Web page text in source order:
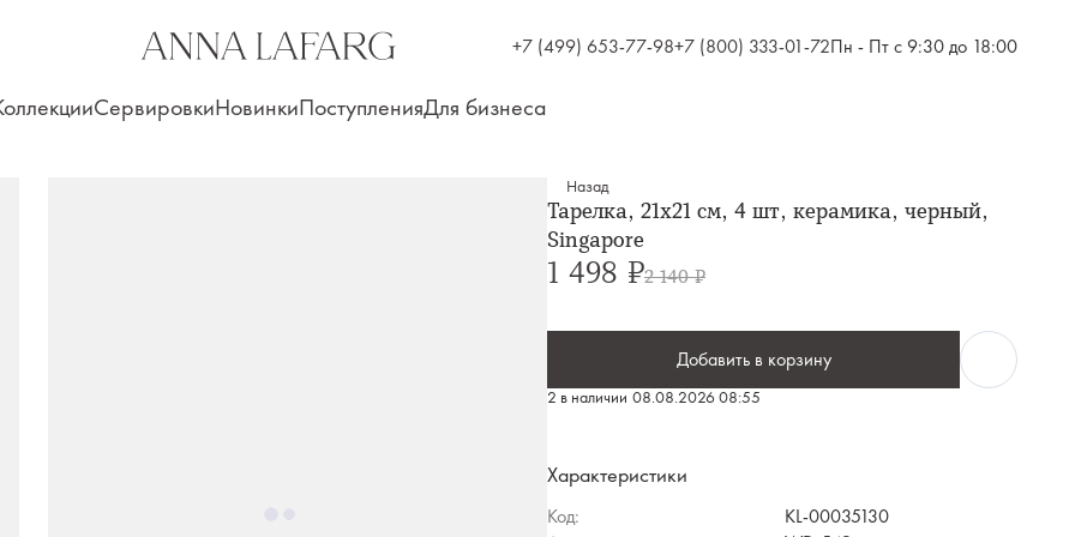
+7 (499) 653-77-98+7 (800) 333-01-72Пн - Пт с 9:30 до 18:00
СервировкиНовинкиПоступленияДля бизнеса
Назад
Тарелка, 21х21 см, 4 шт, керамика, черный,
Singapore
1 498 ₽2 140 ₽
2 в наличии 08.08.2026 08:55
Добавить в корзину
Характеристики
Код:
KL-00035130